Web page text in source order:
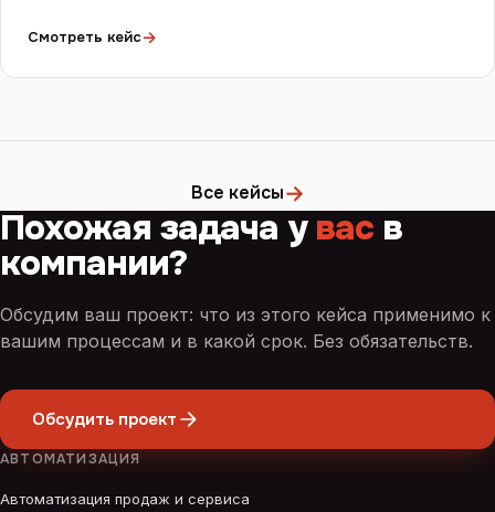
Смотреть кейс→
Все кейсы→
Похожая задача увасв
компании?
Обсудим ваш проект: что из этого кейса применимо к
вашим процессам и в какой срок. Без обязательств.
Обсудить проект
АВТОМАТИЗАЦИЯ
Автоматизация продаж и сервиса